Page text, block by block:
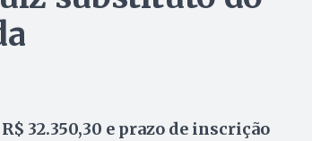
32.350,30 e prazo de inscrição